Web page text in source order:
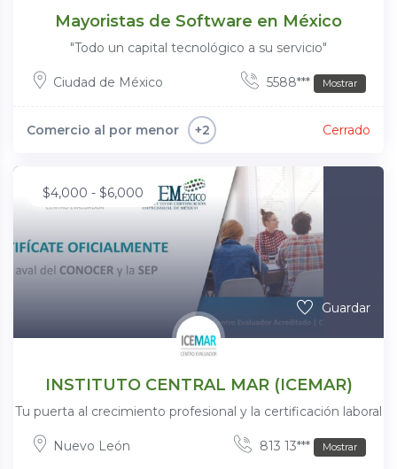
Mayoristas de Software en México
"Todo un capital tecnológico a su servicio"
Ciudad de México 5588*** Mostrar
Comercio al por menor +2 Cerrado
$4,000 - $6,000
Guardar
INSTITUTO CENTRAL MAR (ICEMAR)
Tu puerta al crecimiento profesional y la certificación laboral
Nuevo León 813 13*** Mostrar